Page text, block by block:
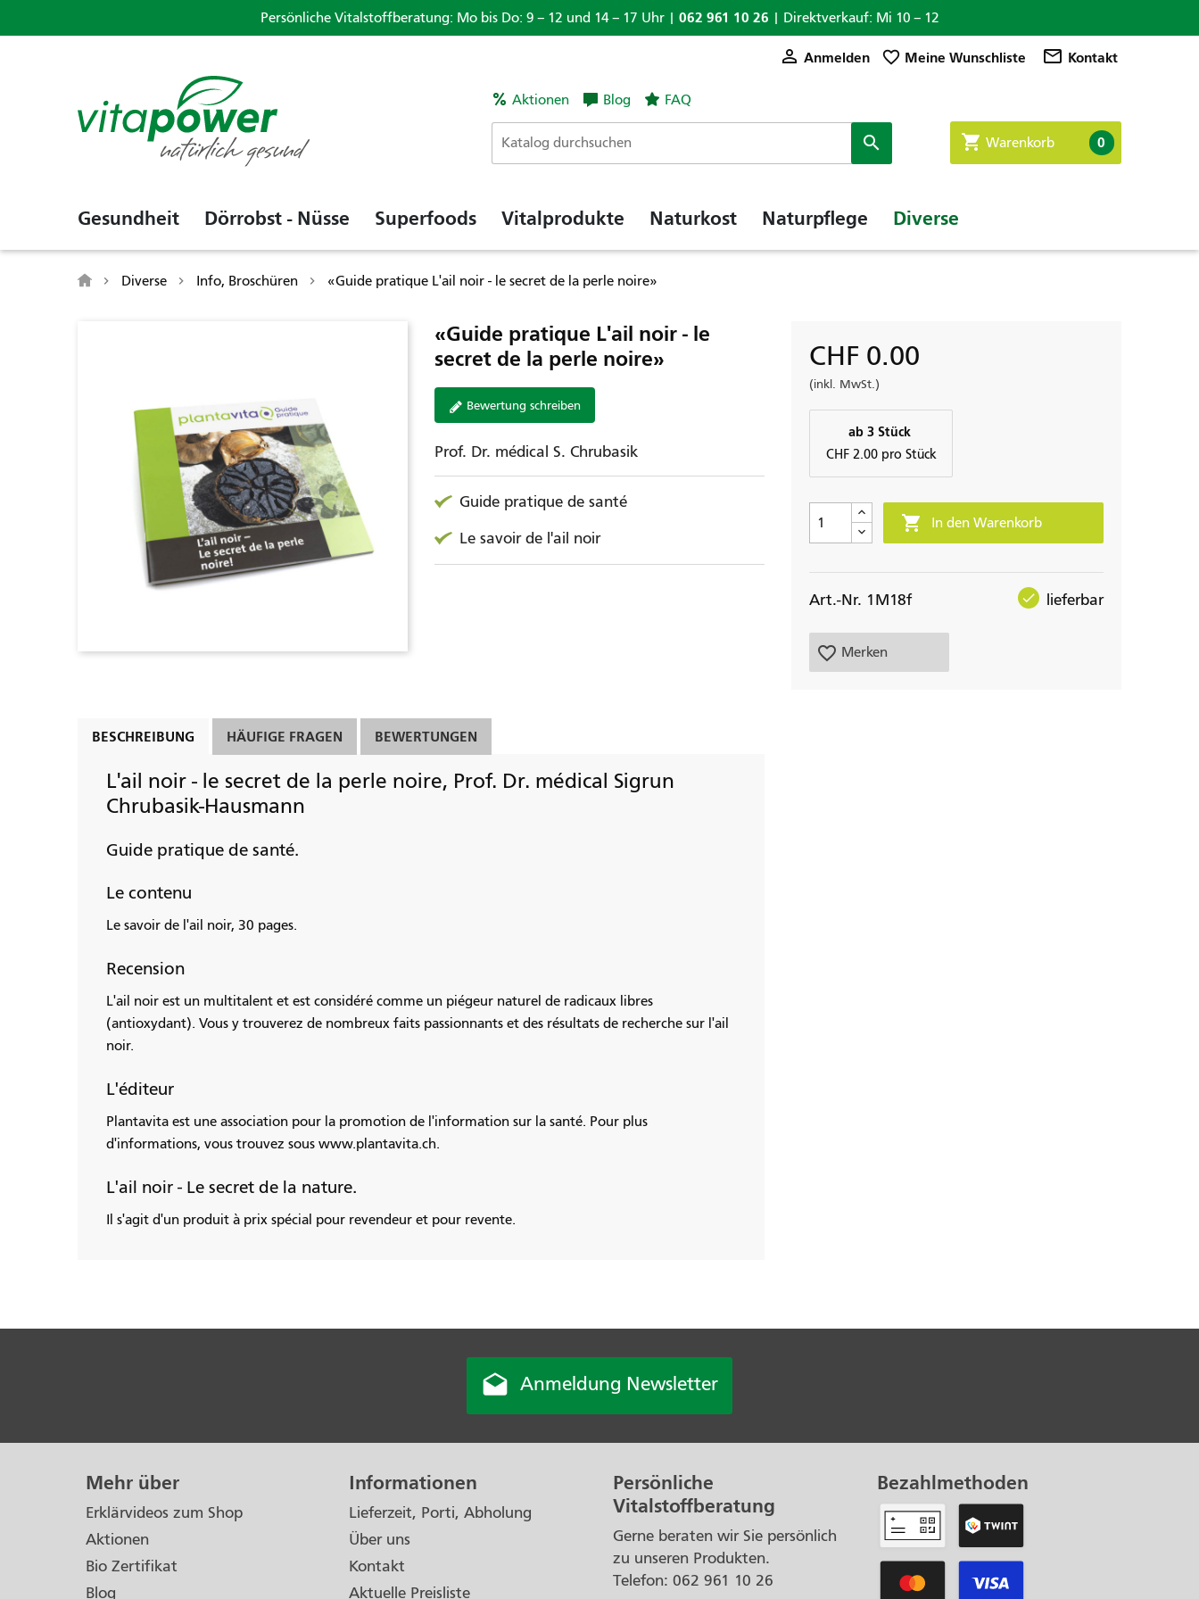
Persönliche Vitalstoffberatung: Mo bis Do: 9 – 12 und 14 – 17 Uhr | 062 961 10 26 | Direktverkauf: Mi 10 – 12
 Anmelden favorite_border Meine Wunschliste mail_outline Kontakt
Aktionen Blog FAQ
 shopping_cart Warenkorb 0
Gesundheit Dörrobst - Nüsse Superfoods Vitalprodukte Naturkost Naturpflege Diverse
Diverse Info, Broschüren «Guide pratique L'ail noir - le secret de la perle noire»
«Guide pratique L'ail noir - le
secret de la perle noire»
Bewertung schreiben
Prof. Dr. médical S. Chrubasik
Guide pratique de santé
Le savoir de l'ail noir
CHF 0.00
(inkl. MwSt.)
ab 3 Stück
CHF 2.00 pro Stück
 In den Warenkorb
Art.-Nr. 1M18f check lieferbar
favorite_border Merken
BESCHREIBUNG HÄUFIGE FRAGEN BEWERTUNGEN
L'ail noir - le secret de la perle noire, Prof. Dr. médical Sigrun
Chrubasik-Hausmann
Guide pratique de santé.
Le contenu
Le savoir de l'ail noir, 30 pages.
Recension
L'ail noir est un multitalent et est considéré comme un piégeur naturel de radicaux libres
(antioxydant). Vous y trouverez de nombreux faits passionnants et des résultats de recherche sur l'ail
noir.
L'éditeur
Plantavita est une association pour la promotion de l'information sur la santé. Pour plus
d'informations, vous trouvez sous www.plantavita.ch.
L'ail noir - Le secret de la nature.
Il s'agit d'un produit à prix spécial pour revendeur et pour revente.
 Anmeldung Newsletter
Mehr über
Erklärvideos zum Shop
Aktionen
Bio Zertifikat
Blog
Informationen
Lieferzeit, Porti, Abholung
Über uns
Kontakt
Aktuelle Preisliste
Persönliche
Vitalstoffberatung
Gerne beraten wir Sie persönlich
zu unseren Produkten.
Telefon: 062 961 10 26
Bezahlmethoden